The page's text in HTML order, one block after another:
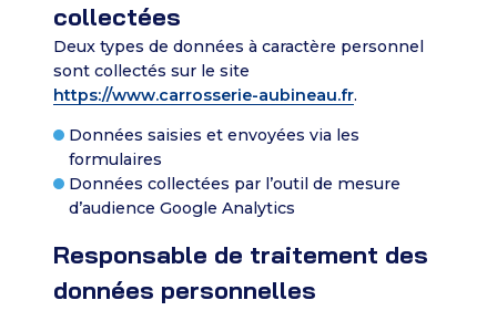
collectées
Deux types de données à caractère personnel
sont collectés sur le site
https://www.carrosserie-aubineau.fr.
Données saisies et envoyées via les
formulaires
Données collectées par l’outil de mesure
d’audience Google Analytics
Responsable de traitement des
données personnelles